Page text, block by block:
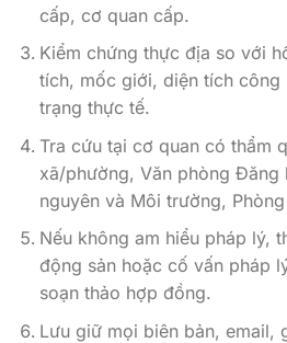
cấp, cơ quan cấp.
Kiểm chứng thực địa so với
tích, mốc giới, diện tích công
trạng thực tế.
Tra cứu tại cơ quan có thẩm
xã/phường, Văn phòng Đăng
nguyên và Môi trường,
Nếu không am hiểu pháp lý,
động sản hoặc cố vấn pháp
soạn thảo hợp đồng.
Lưu giữ mọi biên bản, email,